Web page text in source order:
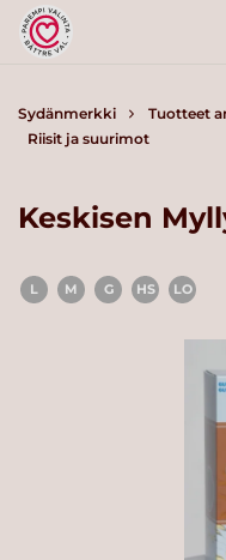
Sydänmerkki Tuotteet
Riisit ja suurimot
Keskisen
L M G HS LO